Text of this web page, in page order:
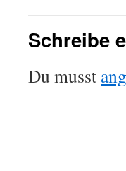
Schreibe
Du musst